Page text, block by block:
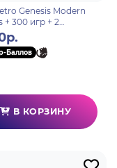
Genesis Modern
+ 300 игр + 2
джойстика
Баллов
В КОРЗИНУ